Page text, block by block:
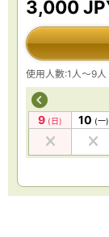
3,000
使用人數:1人～9人
9 (日) 10 (一)